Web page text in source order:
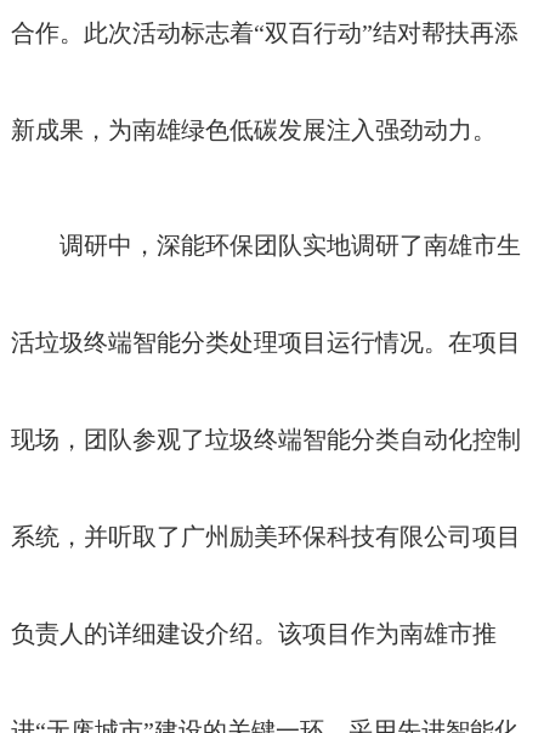
合作。此次活动标志着“双百行动”结对帮扶再添
新成果，为南雄绿色低碳发展注入强劲动力。
调研中，深能环保团队实地调研了南雄市生
活垃圾终端智能分类处理项目运行情况。在项目
现场，团队参观了垃圾终端智能分类自动化控制
系统，并听取了广州励美环保科技有限公司项目
负责人的详细建设介绍。该项目作为南雄市推